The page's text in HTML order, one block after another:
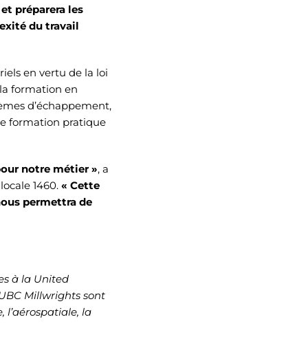
préparera les
du travail
en vertu de la loi
formation en
d’échappement,
formation pratique
notre métier », a
1460. « Cette
permettra de
à la United
Millwrights sont
l’aérospatiale, la